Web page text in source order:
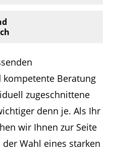
Beratung
zugeschnittene
denn je. Als Ihr
wir Ihnen zur Seite
Wahl eines starken